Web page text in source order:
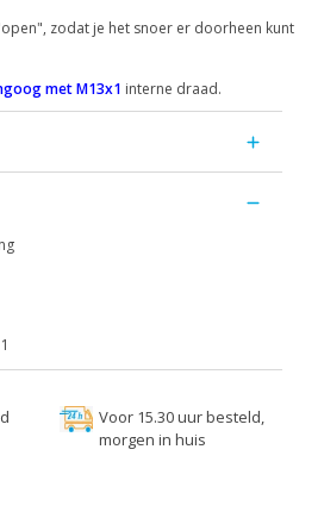
zodat je het snoer er doorheen kunt
met M13x1 interne draad.
Voor 15.30 uur besteld,
morgen in huis